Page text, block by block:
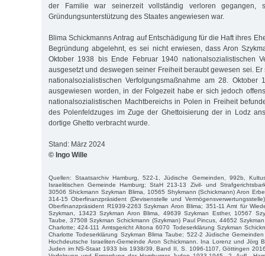
der Familie war seinerzeit vollständig verloren
Gründungsunterstützung des Staates angewiesen war.
Blima Schickmanns Antrag auf Entschädigung für die Haft ihres
Begründung abgelehnt, es sei nicht erwiesen, dass Aron
Oktober 1938 bis Ende Februar 1940 nationalsozialistischen
ausgesetzt und deswegen seiner Freiheit beraubt gewesen sei.
nationalsozialistischen Verfolgungsmaßnahme am 28. Oktober
ausgewiesen worden, in der Folgezeit habe er sich jedoch
nationalsozialistischen Machtbereichs in Polen in Freiheit
des Polenfeldzuges im Zuge der Ghettoisierung der in Lodz
dortige Ghetto verbracht wurde.
Stand: März 2024
© Ingo Wille
Quellen: Staatsarchiv Hamburg, 522-1, Jüdische Gemeinden, 992b,
Israelitischen Gemeinde Hamburg; StaH 213-13 Zivil- und
30506 Shickmann Szykman Blima, 10565 Shykmann (Schickmann) Aron
314-15 Oberfinanzpräsident (Devisenstelle und
Oberfinanzpräsident R1939-2263 Szykman Aron Blima; 351-11 Amt für
Szykman, 13423 Szykman Aron Blima, 49639 Szykman Esther, 10567
Taube, 37508 Szykman Schickmann (Szykman) Paul Pincus, 44652
Charlotte; 424-111 Amtsgericht Altona 6070 Todeserklärung Szykman
Charlotte Todeserklärung Szykman Blima Taube; 522-2 Jüdische
Hochdeutsche Israeliten-Gemeinde Aron Schickmann. Ina Lorenz und Jörg
Juden im NS-Staat 1933 bis 1938/39, Band II, S. 1096-1107, Göttingen